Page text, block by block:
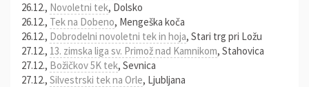
26.12., Novoletni tek, Dolsko
26.12., Tek na Dobeno, Mengeška koča
26.12., Dobrodelni novoletni tek in hoja, Stari trg pri Ložu
27.12., 13. zimska liga sv. Primož nad Kamnikom, Stahovica
27.12., Božičkov 5K tek, Sevnica
27.12., Silvestrski tek na Orle, Ljubljana